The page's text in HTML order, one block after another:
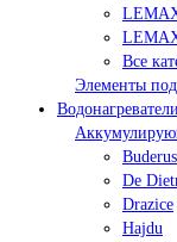
Все
Элементы
Buderus
De
Drazice
Hajdu